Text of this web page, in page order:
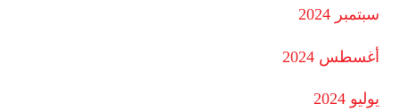
سبتمبر 2024
أغسطس 2024
يوليو 2024